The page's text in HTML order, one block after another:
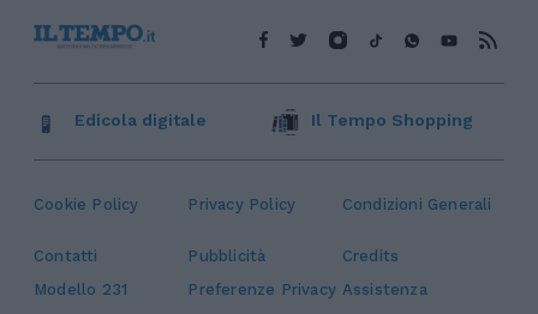
Cookie Policy Privacy Policy Condizioni Generali
Contatti Pubblicità
Credits
Modello 231
Preferenze Privacy Assistenza
Edicola digitale Il Tempo Shopping